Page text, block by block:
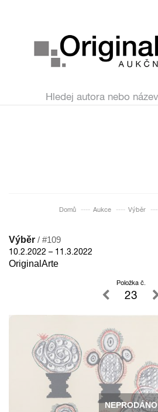
Domů Aukce Výběr
Výběr / #109
10.2.2022 – 11.3.2022
OriginalArte
Položka č.
23
NEPRODÁNO